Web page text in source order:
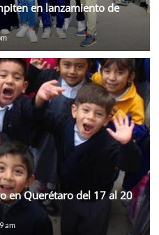
en lanzamiento de
en Querétaro del 17 al 20
am